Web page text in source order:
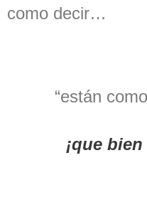
como decir…
“están
¡que